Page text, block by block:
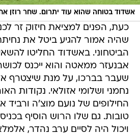
אשדוד בטוחה שהוא עוד יתרום. שחר רוזן
כעת, הפנים למציאת חיזוק זר
שהיה אמור להגיע ביטל את
הביטחוני. באשדוד החליטו
אבנעזר ממאטה והוא ייכנס
שעבר בברכו, על מנת שיצטרף
נחמני ושלומי אזולאי. נקודות
החילופים של נועם מוצ'ה ורביד
טובות. גם שלו הרוש הוסיף
ויכול היה לסיים ערב נהדר,